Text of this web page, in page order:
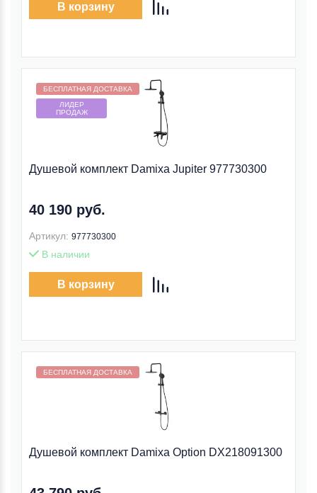
В корзину
БЕСПЛАТНАЯ ДОСТАВКА
ЛИДЕР
ПРОДАЖ
Душевой комплект Damixa Jupiter 977730300
40 190 руб.
Артикул: 977730300
В наличии
В корзину
БЕСПЛАТНАЯ ДОСТАВКА
Душевой комплект Damixa Option DX218091300